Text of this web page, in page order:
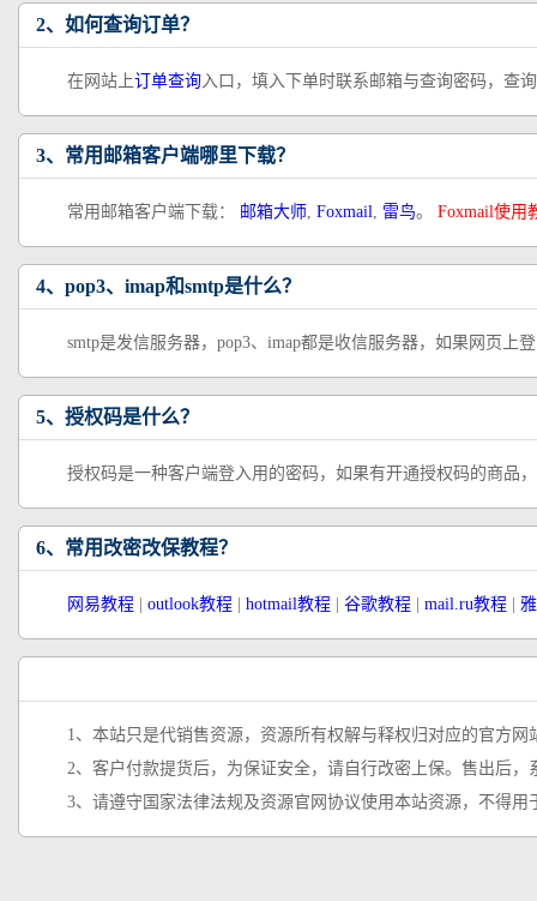
2、如何查询订单？
在网站上订单查询入口，填入下单时联系邮箱与查询密码，查
3、常用邮箱客户端哪里下载？
常用邮箱客户端下载： 邮箱大师, Foxmail, 雷鸟。 Foxmail使用
4、pop3、imap和smtp是什么？
smtp是发信服务器，pop3、imap都是收信服务器，如果网页上
5、授权码是什么？
授权码是一种客户端登入用的密码，如果有开通授权码的商品
6、常用改密改保教程？
网易教程 outlook教程 hotmail教程 谷歌教程 mail.ru教程
1、本站只是代销售资源，资源所有权解与释权归对应的官方
2、客户付款提货后，为保证安全，请自行改密上保。售出后
3、请遵守国家法律法规及资源官网协议使用本站资源，不得